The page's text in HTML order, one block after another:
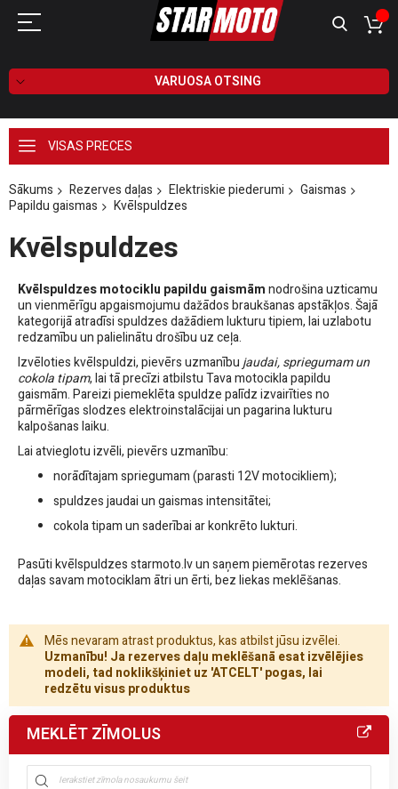
VARUOSA OTSING
VISAS PRECES
Sākums Rezerves daļas Elektriskie piederumi
Gaismas
Papildu gaismas
Kvēlspuldzes
Kvēlspuldzes
Kvēlspuldzes motociklu papildu gaismāmnodrošina uzticamu
un vienmērīgu apgaismojumu dažādos braukšanas apstākļos. Šajā
kategorijā atradīsi spuldzes dažādiem lukturu tipiem, lai uzlabotu
redzamību un palielinātu drošību uz ceļa.
Izvēloties kvēlspuldzi, pievērs uzmanībujaudai, spriegumam un
cokola tipam, lai tā precīzi atbilstu Tava motocikla papildu
gaismām. Pareizi piemeklēta spuldze palīdz izvairīties no
pārmērīgas slodzes elektroinstalācijai un pagarina lukturu
kalpošanas laiku.
Lai atvieglotu izvēli, pievērs uzmanību:
norādītajam spriegumam (parasti 12V motocikliem);
spuldzes jaudai un gaismas intensitātei;
cokola tipam un saderībai ar konkrēto lukturi.
Pasūti kvēlspuldzes starmoto.lv un saņem piemērotas rezerves
daļas savam motociklam ātri un ērti, bez liekas meklēšanas.
Mēs nevaram atrast produktus, kas atbilst jūsu izvēlei.
Uzmanību! Ja rezerves daļu meklēšanā esat izvēlējies
modeli, tad noklikšķiniet uz 'ATCELT' pogas, lai
redzētu visus produktus
MEKLĒT ZĪMOLUS